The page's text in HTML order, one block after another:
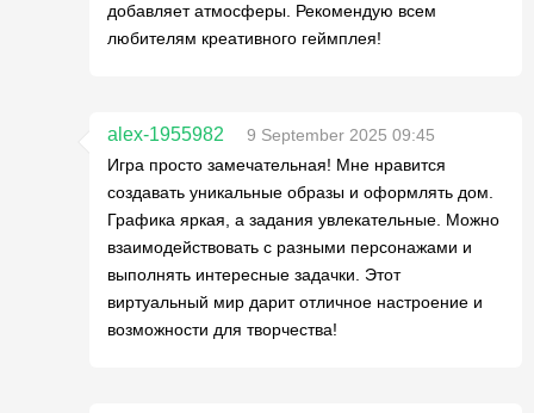
добавляет атмосферы. Рекомендую всем
любителям креативного геймплея!
alex-1955982
9 September 2025 09:45
Игра просто замечательная! Мне нравится
создавать уникальные образы и оформлять дом.
Графика яркая, а задания увлекательные. Можно
взаимодействовать с разными персонажами и
выполнять интересные задачки. Этот
виртуальный мир дарит отличное настроение и
возможности для творчества!